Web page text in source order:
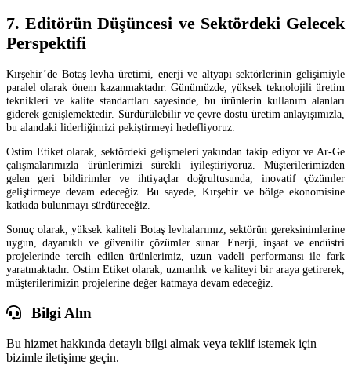
7. Editörün Düşüncesi ve Sektördeki Gelecek
Perspektifi
Kırşehir’de Botaş levha üretimi, enerji ve altyapı sektörlerinin gelişimiyle
paralel olarak önem kazanmaktadır. Günümüzde, yüksek teknolojili üretim
teknikleri ve kalite standartları sayesinde, bu ürünlerin kullanım alanları
giderek genişlemektedir. Sürdürülebilir ve çevre dostu üretim anlayışımızla,
bu alandaki liderliğimizi pekiştirmeyi hedefliyoruz.
Ostim Etiket olarak, sektördeki gelişmeleri yakından takip ediyor ve Ar-Ge
çalışmalarımızla ürünlerimizi sürekli iyileştiriyoruz. Müşterilerimizden
gelen geri bildirimler ve ihtiyaçlar doğrultusunda, inovatif çözümler
geliştirmeye devam edeceğiz. Bu sayede, Kırşehir ve bölge ekonomisine
katkıda bulunmayı sürdüreceğiz.
Sonuç olarak, yüksek kaliteli Botaş levhalarımız, sektörün gereksinimlerine
uygun, dayanıklı ve güvenilir çözümler sunar. Enerji, inşaat ve endüstri
projelerinde tercih edilen ürünlerimiz, uzun vadeli performansı ile fark
yaratmaktadır. Ostim Etiket olarak, uzmanlık ve kaliteyi bir araya getirerek,
müşterilerimizin projelerine değer katmaya devam edeceğiz.
Bilgi Alın
Bu hizmet hakkında detaylı bilgi almak veya teklif istemek için
bizimle iletişime geçin.